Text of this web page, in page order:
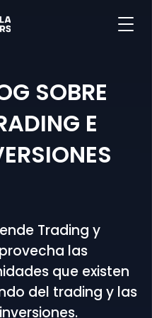
SOBRE
E
Trading y
las
que existen
del trading y las
inversiones.